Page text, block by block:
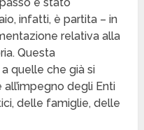
infatti, è partita – in
relativa alla
Questa
quelle che già si
degli Enti
delle famiglie, delle